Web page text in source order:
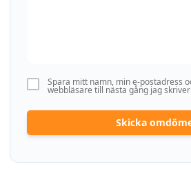
Spara mitt namn, min e-postadress
webbläsare till nästa gång jag
Skicka